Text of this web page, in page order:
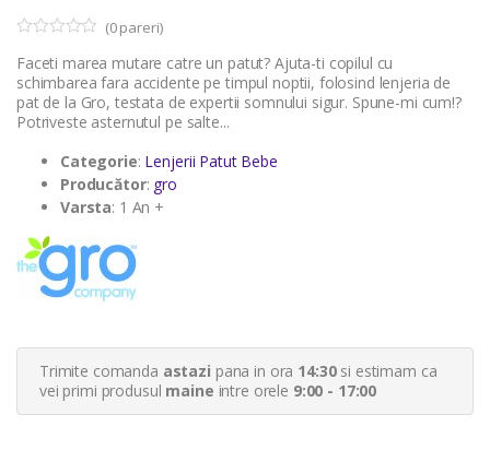
o
u
o
f
u
r
i
(0pareri)
Faceti marea mutare catre un patut? Ajuta-ti copilul cu
schimbarea fara accidente pe timpul noptii, folosind lenjeria de
pat de la Gro, testata de expertii somnului sigur. Spune-mi cum!?
Potriveste asternutul pe salte...
Categorie: Lenjerii Patut Bebe
Producător: gro
Varsta: 1 An +
Trimite comanda astazi pana in ora 14:30si estimam ca
vei primi produsul maine intre orele 9:00 - 17:00